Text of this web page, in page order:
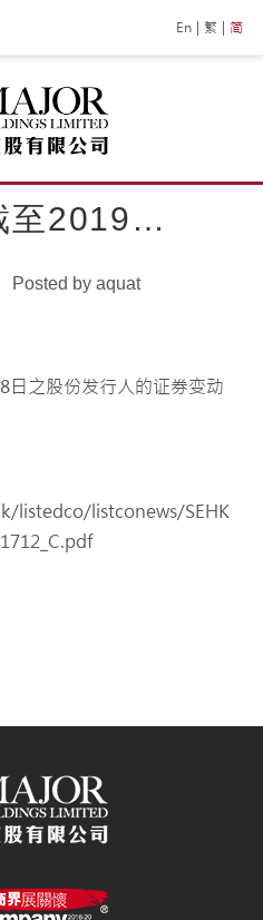
En 繁 简
至2019…
Posted by aquat
listedco/listconews/SEHK